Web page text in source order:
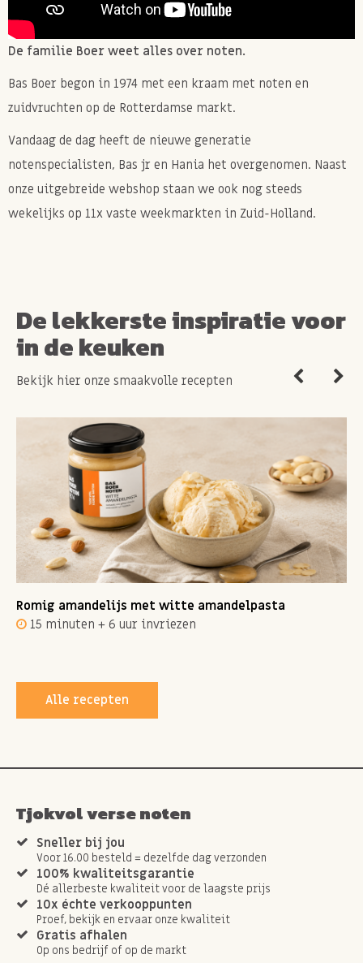
De familie Boer weet alles over noten.
Bas Boer begon in 1974 met een kraam met noten en
zuidvruchten op de Rotterdamse markt.
Vandaag de dag heeft de nieuwe generatie
notenspecialisten, Bas jr en Hania het overgenomen. Naast
onze uitgebreide webshop staan we ook nog steeds
wekelijks op 11x vaste weekmarkten in Zuid-Holland.
De lekkerste inspiratie voor
in de keuken
Bekijk hier onze smaakvolle recepten
Romig amandelijs met witte amandelpasta
15 minuten + 6 uur invriezen
Alle recepten
Tjokvol verse noten
Sneller bij jou
Voor 16.00 besteld = dezelfde dag verzonden
100% kwaliteitsgarantie
Dé allerbeste kwaliteit voor de laagste prijs
10x échte verkooppunten
Proef, bekijk en ervaar onze kwaliteit
Gratis afhalen
Op ons bedrijf of op de markt